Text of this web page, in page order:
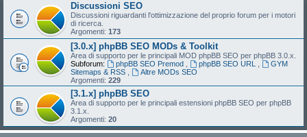
Discussioni SEO
Discussioni riguardanti l'ottimizzazione del proprio forum per i motori
di ricerca.
Argomenti: 173
[3.0.x] phpBB SEO MODs & Toolkit
Area di supporto per le principali MOD phpBB SEO per phpBB 3.0.x.
Subforum:
phpBB SEO Premod phpBB SEO URL
GYM
Sitemaps & RSS
Altre MODs SEO
Argomenti: 229
[3.1.x] phpBB SEO
Area di supporto per le principali estensioni phpBB SEO per phpBB
3.1.x.
Argomenti: 20